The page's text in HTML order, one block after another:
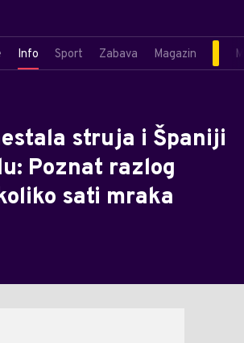
Info Sport Zabava Magazin
struja i Španiji
Poznat razlog
sati mraka